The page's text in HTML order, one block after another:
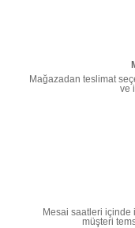
Mağazadan teslimat
ve
Mesai saatleri içinde
müşteri